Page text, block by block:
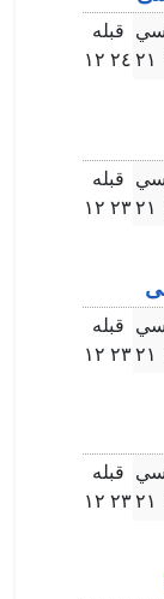
قبله
۲٤ ۱۲
قبله
۲۳ ۱۲
قبله
۲۳ ۱۲
قبله
۲۳ ۱۲